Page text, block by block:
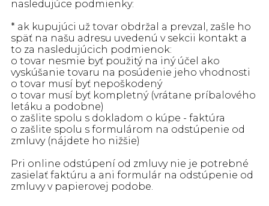
nasledujúce podmienky:
* ak kupujúci už tovar obdržal a prevzal, zašle ho
späť na našu adresu uvedenú v sekcii kontakt a
to za nasledujúcich podmienok:
o tovar nesmie byť použitý na iný účel ako
vyskúšanie tovaru na posúdenie jeho vhodnosti
o tovar musí byť nepoškodený
o tovar musí byť kompletný (vrátane príbalového
letáku a podobne)
o zašlite spolu s dokladom o kúpe - faktúra
o zašlite spolu s formulárom na odstúpenie od
zmluvy (nájdete ho nižšie)
Pri online odstúpení od zmluvy nie je potrebné
zasielať faktúru a ani formulár na odstúpenie od
zmluvy v papierovej podobe.